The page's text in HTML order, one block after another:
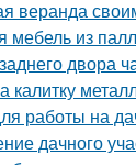
веранда
мебель из
двора
калитку
работы на
дачного